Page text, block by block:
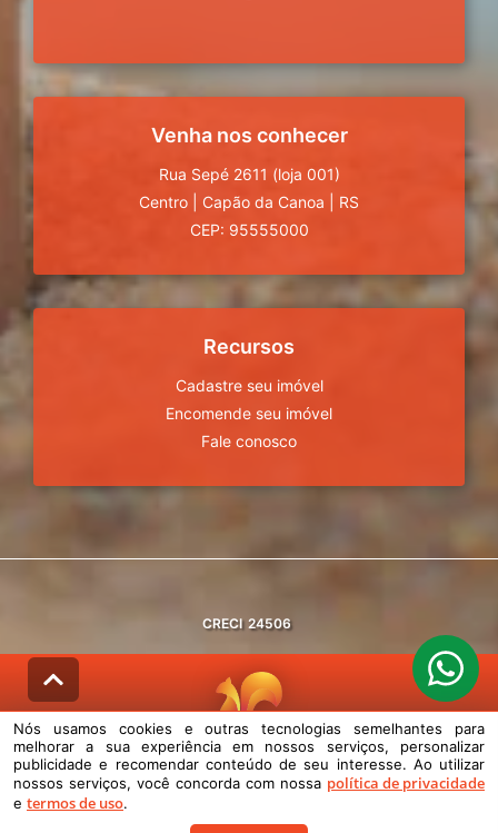
Venha nos conhecer
Rua Sepé 2611 (loja 001)
Centro
Capão da Canoa
RS
CEP: 95555000
Recursos
Cadastre seu imóvel
Encomende seu imóvel
Fale conosco
CRECI 24506
© DESENVOLVIDO PELAAGIL.NET
Nós usamos cookies e outras tecnologias semelhantes para melhorar a
sua experiência em nossos serviços, personalizar publicidade e
Nós usamos cookies e outras tecnologias semelhantes para
melhorar a sua experiência em nossos serviços, personalizar
publicidade e recomendar conteúdo de seu interesse. Ao utilizar
nossos serviços, você concorda com nossa política de privacidade
e termos de uso.